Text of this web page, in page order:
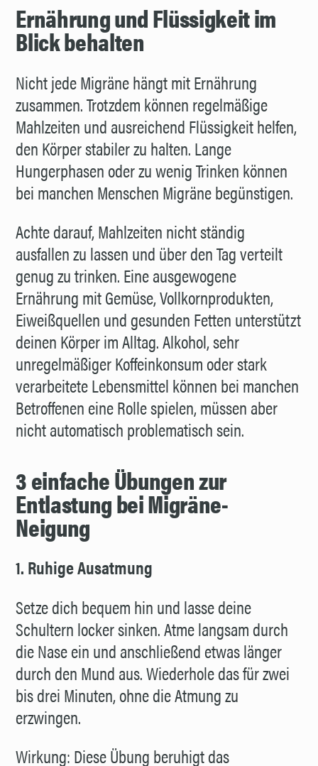
Ernährung und Flüssigkeit im
Blick behalten
Nicht jede Migräne hängt mit Ernährung
zusammen. Trotzdem können regelmäßige
Mahlzeiten und ausreichend Flüssigkeit helfen,
den Körper stabiler zu halten. Lange
Hungerphasen oder zu wenig Trinken können
bei manchen Menschen Migräne begünstigen.
Achte darauf, Mahlzeiten nicht ständig
ausfallen zu lassen und über den Tag verteilt
genug zu trinken. Eine ausgewogene
Ernährung mit Gemüse, Vollkornprodukten,
Eiweißquellen und gesunden Fetten unterstützt
deinen Körper im Alltag. Alkohol, sehr
unregelmäßiger Koffeinkonsum oder stark
verarbeitete Lebensmittel können bei manchen
Betroffenen eine Rolle spielen, müssen aber
nicht automatisch problematisch sein.
3 einfache Übungen zur
Entlastung bei Migräne-
Neigung
1. Ruhige Ausatmung
Setze dich bequem hin und lasse deine
Schultern locker sinken. Atme langsam durch
die Nase ein und anschließend etwas länger
durch den Mund aus. Wiederhole das für zwei
bis drei Minuten, ohne die Atmung zu
erzwingen.
Wirkung: Diese Übung beruhigt das